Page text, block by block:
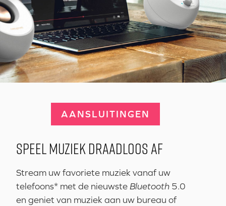
AANSLUITINGEN
SPEEL MUZIEK DRAADLOOS AF
Stream uw favoriete muziek vanaf uw
telefoons* met de nieuwsteBluetooth 5.0
en geniet van muziek aan uw bureau of